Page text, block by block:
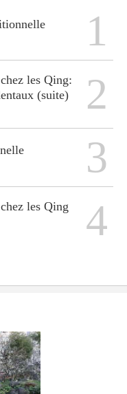
1
les Qing:
(suite)
2
3
les Qing
4